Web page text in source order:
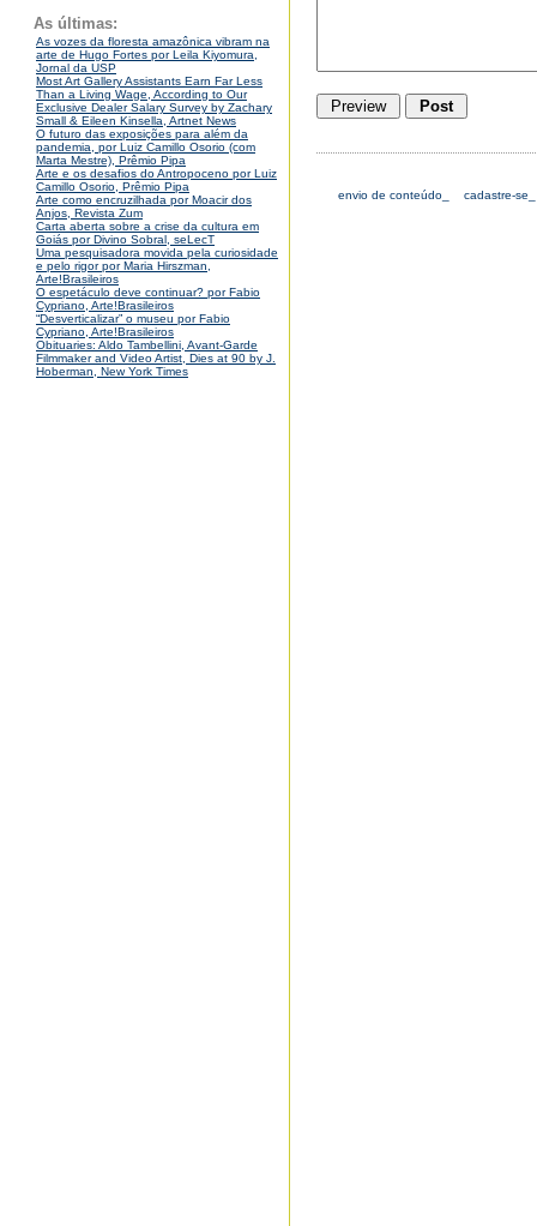
As últimas:
As vozes da floresta amazônica vibram na
arte de Hugo Fortes por Leila Kiyomura,
Jornal da USP
Most Art Gallery Assistants Earn Far Less
Than a Living Wage, According to Our
Exclusive Dealer Salary Survey by Zachary
Small & Eileen Kinsella, Artnet News
O futuro das exposições para além da
pandemia, por Luiz Camillo Osorio (com
Marta Mestre), Prêmio Pipa
Arte e os desafios do Antropoceno por Luiz
Camillo Osorio, Prêmio Pipa
Arte como encruzilhada por Moacir dos
Anjos, Revista Zum
Carta aberta sobre a crise da cultura em
Goiás por Divino Sobral, seLecT
Uma pesquisadora movida pela curiosidade
e pelo rigor por Maria Hirszman,
Arte!Brasileiros
O espetáculo deve continuar? por Fabio
Cypriano, Arte!Brasileiros
“Desverticalizar” o museu por Fabio
Cypriano, Arte!Brasileiros
Obituaries: Aldo Tambellini, Avant-Garde
Filmmaker and Video Artist, Dies at 90 by J.
Hoberman, New York Times
envio de conteúdo_ cadastre-se_